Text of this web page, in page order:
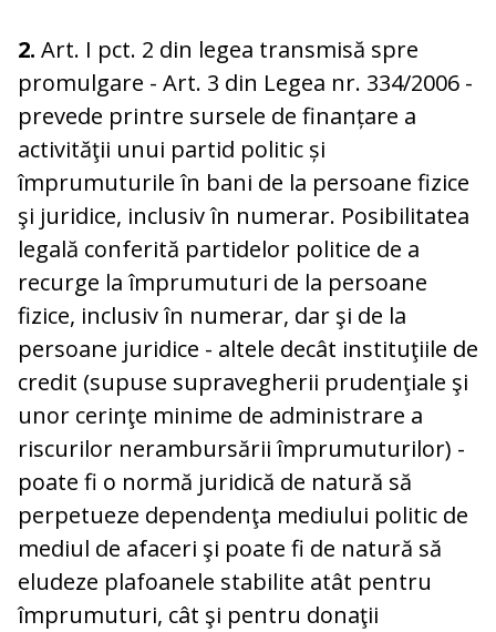
2. Art. I pct. 2 din legea transmisă spre
promulgare - Art. 3 din Legea nr. 334/2006 -
prevede printre sursele de finanțare a
activităţii unui partid politic și
împrumuturile în bani de la persoane fizice
şi juridice, inclusiv în numerar. Posibilitatea
legală conferită partidelor politice de a
recurge la împrumuturi de la persoane
fizice, inclusiv în numerar, dar şi de la
persoane juridice - altele decât instituţiile de
credit (supuse supravegherii prudenţiale şi
unor cerinţe minime de administrare a
riscurilor nerambursării împrumuturilor) -
poate fi o normă juridică de natură să
perpetueze dependenţa mediului politic de
mediul de afaceri şi poate fi de natură să
eludeze plafoanele stabilite atât pentru
împrumuturi, cât şi pentru donaţii